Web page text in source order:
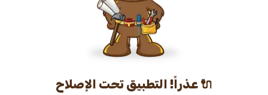
عذراً! التطبيق تحت الإصلاح 🔌